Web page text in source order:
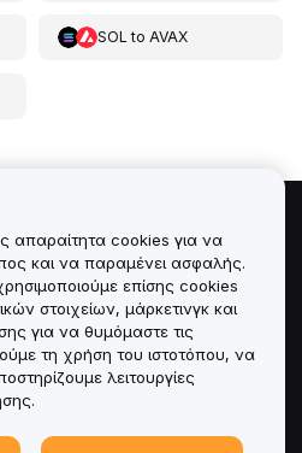
SOL to AVAX
απαραίτητα cookies για να
και να παραμένει ασφαλής.
επίσης cookies
στοιχείων, μάρκετινγκ και
για να θυμόμαστε τις
τη χρήση του ιστοτόπου, να
λειτουργίες